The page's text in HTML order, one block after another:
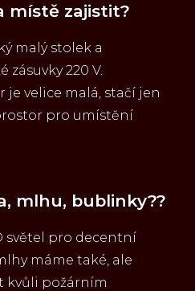
místě zajistit?
malý stolek a
220 V.
velice malá, stačí jen
pro umístění
mlhu, bublinky??
světel pro decentní
máme také, ale
kvůli požárním